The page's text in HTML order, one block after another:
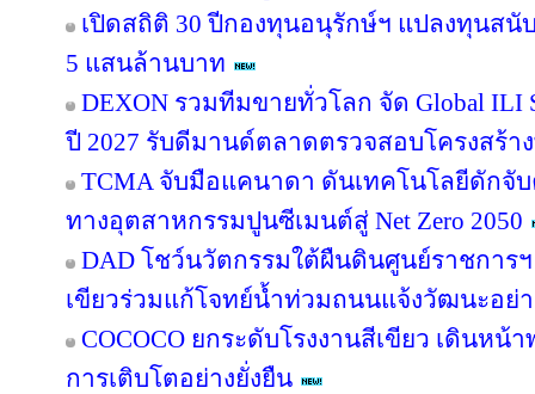
เปิดสถิติ 30 ปีกองทุนอนุรักษ์ฯ แปลงทุนส
5 แสนล้านบาท
DEXON รวมทีมขายทั่วโลก จัด Global ILI
ปี 2027 รับดีมานด์ตลาดตรวจสอบโครงสร้
TCMA จับมือแคนาดา ดันเทคโนโลยีดักจั
ทางอุตสาหกรรมปูนซีเมนต์สู่ Net Zero 2050
DAD โชว์นวัตกรรมใต้ผืนดินศูนย์ราชการ
เขียวร่วมแก้โจทย์น้ำท่วมถนนแจ้งวัฒนะอย่า
COCOCO ยกระดับโรงงานสีเขียว เดินห
การเติบโตอย่างยั่งยืน